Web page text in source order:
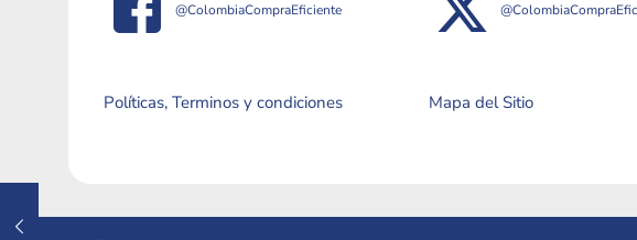
@ColombiaCompraEficiente
Políticas, Terminos y condiciones Mapa del Sitio